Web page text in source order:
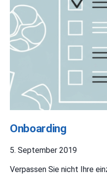
Onboarding
5. September 2019
Verpassen Sie nicht Ihre